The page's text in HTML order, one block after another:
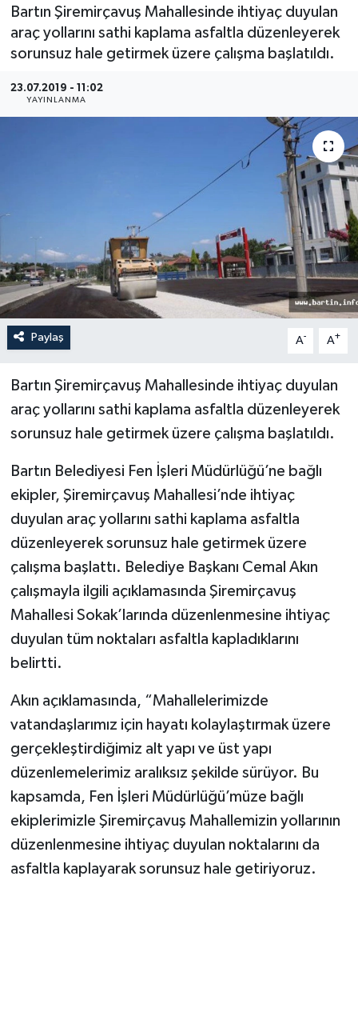
Bartın Şiremirçavuş Mahallesinde ihtiyaç duyulan
araç yollarını sathi kaplama asfaltla düzenleyerek
sorunsuz hale getirmek üzere çalışma başlatıldı.
23.07.2019 - 11:02
YAYINLANMA
Paylaş A- A+
Bartın Şiremirçavuş Mahallesinde ihtiyaç duyulan
araç yollarını sathi kaplama asfaltla düzenleyerek
sorunsuz hale getirmek üzere çalışma başlatıldı.
Bartın Belediyesi Fen İşleri Müdürlüğü’ne bağlı
ekipler, Şiremirçavuş Mahallesi’nde ihtiyaç
duyulan araç yollarını sathi kaplama asfaltla
düzenleyerek sorunsuz hale getirmek üzere
çalışma başlattı. Belediye Başkanı Cemal Akın
çalışmayla ilgili açıklamasında Şiremirçavuş
Mahallesi Sokak’larında düzenlenmesine ihtiyaç
duyulan tüm noktaları asfaltla kapladıklarını
belirtti.
Akın açıklamasında, “Mahallelerimizde
vatandaşlarımız için hayatı kolaylaştırmak üzere
gerçekleştirdiğimiz alt yapı ve üst yapı
düzenlemelerimiz aralıksız şekilde sürüyor. Bu
kapsamda, Fen İşleri Müdürlüğü’müze bağlı
ekiplerimizle Şiremirçavuş Mahallemizin yollarının
düzenlenmesine ihtiyaç duyulan noktalarını da
asfaltla kaplayarak sorunsuz hale getiriyoruz.
Medya
Tarım
Turizm
Yerel Yönetimler
DÜNYA
YEREL